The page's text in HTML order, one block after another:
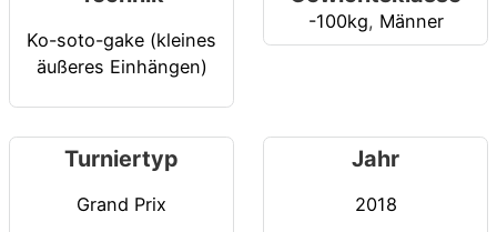
Ko-soto-gake (kleines
äußeres Einhängen)
-100kg, Männer
Turniertyp
Grand Prix
Jahr
2018